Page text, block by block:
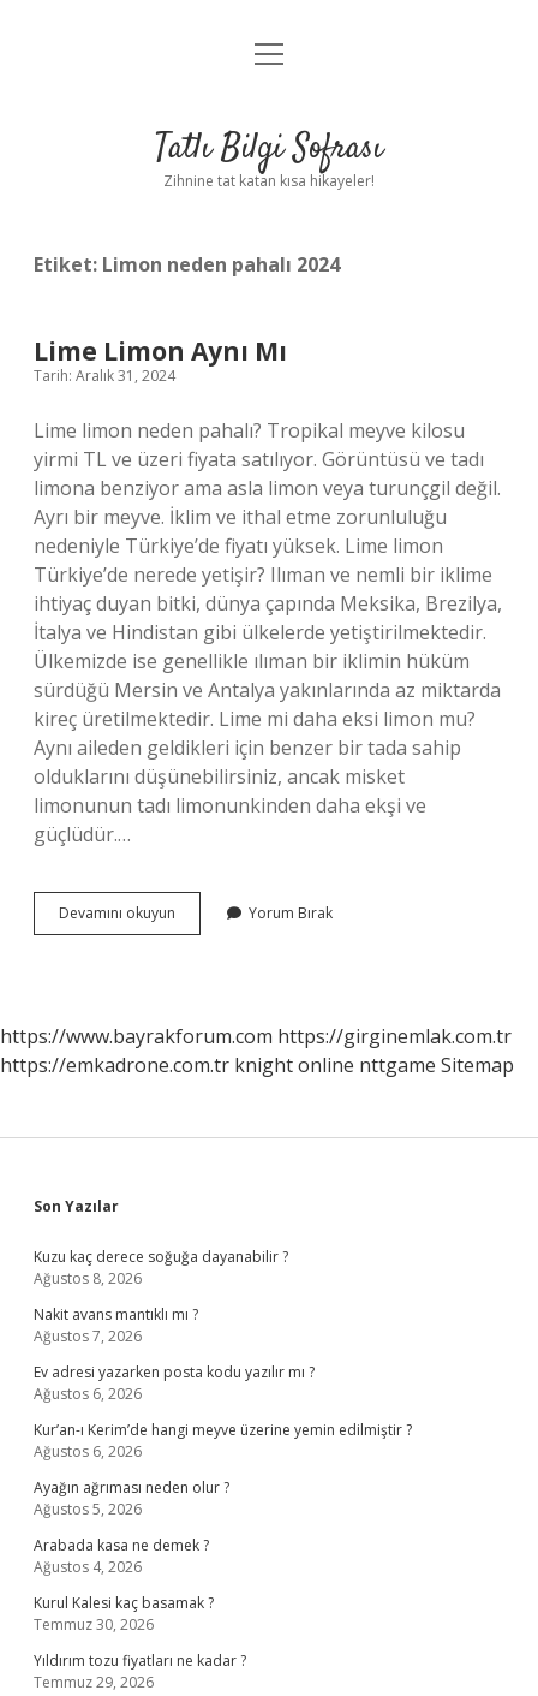
Anasayfa
Yasal Uyarı
menüyü
Tatlı Bilgi Sofrası
Zihnine tat katan kısa hikayeler!
Etiket: Limon neden pahalı 2024
Lime Limon Aynı Mı
Tarih: Aralık 31, 2024
Lime limon neden pahalı? Tropikal meyve kilosu
yirmi TL ve üzeri fiyata satılıyor. Görüntüsü ve tadı
limona benziyor ama asla limon veya turunçgil değil.
Ayrı bir meyve. İklim ve ithal etme zorunluluğu
nedeniyle Türkiye’de fiyatı yüksek. Lime limon
Türkiye’de nerede yetişir? Ilıman ve nemli bir iklime
ihtiyaç duyan bitki, dünya çapında Meksika, Brezilya,
İtalya ve Hindistan gibi ülkelerde yetiştirilmektedir.
Ülkemizde ise genellikle ılıman bir iklimin hüküm
sürdüğü Mersin ve Antalya yakınlarında az miktarda
kireç üretilmektedir. Lime mi daha eksi limon mu?
Aynı aileden geldikleri için benzer bir tada sahip
olduklarını düşünebilirsiniz, ancak misket
limonunun tadı limonunkinden daha ekşi ve
güçlüdür.…
Devamını okuyun
Limon
Yorum Bırak
https://www.bayrakforum.com https://girginemlak.com.tr
https://emkadrone.com.tr knight online nttgame Sitemap
Sidebar
Son Yazılar
Kuzu kaç derece soğuğa dayanabilir ?
Ağustos 8, 2026
Nakit avans mantıklı mı ?
Ağustos 7, 2026
Ev adresi yazarken posta kodu yazılır mı ?
Ağustos 6, 2026
Kur’an-ı Kerim’de hangi meyve üzerine yemin edilmiştir ?
Ağustos 6, 2026
Ayağın ağrıması neden olur ?
Ağustos 5, 2026
Arabada kasa ne demek ?
Ağustos 4, 2026
Kurul Kalesi kaç basamak ?
Temmuz 30, 2026
Yıldırım tozu fiyatları ne kadar ?
Temmuz 29, 2026